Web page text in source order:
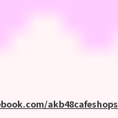
akb48cafeshops